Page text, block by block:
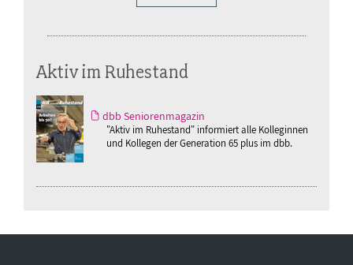
Aktiv im Ruhestand
dbb Seniorenmagazin
"Aktiv im Ruhestand" informiert alle Kolleginnen
und Kollegen der Generation 65 plus im dbb.